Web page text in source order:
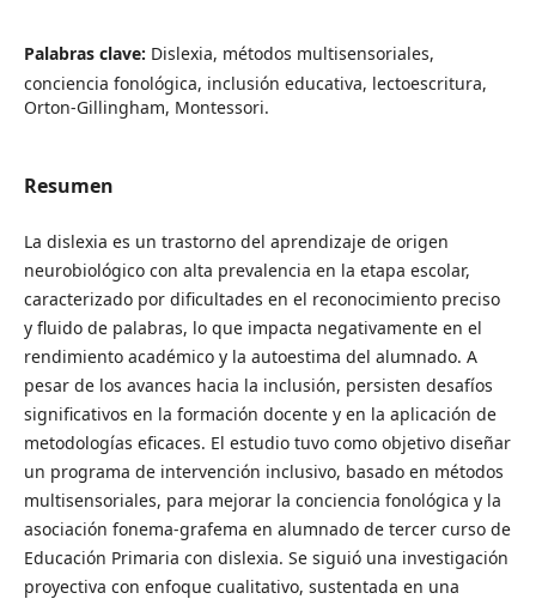
Palabras clave: Dislexia, métodos multisensoriales,
conciencia fonológica, inclusión educativa, lectoescritura,
Orton-Gillingham, Montessori.
Resumen
La dislexia es un trastorno del aprendizaje de origen
neurobiológico con alta prevalencia en la etapa escolar,
caracterizado por dificultades en el reconocimiento preciso
y fluido de palabras, lo que impacta negativamente en el
rendimiento académico y la autoestima del alumnado. A
pesar de los avances hacia la inclusión, persisten desafíos
significativos en la formación docente y en la aplicación de
metodologías eficaces. El estudio tuvo como objetivo diseñar
un programa de intervención inclusivo, basado en métodos
multisensoriales, para mejorar la conciencia fonológica y la
asociación fonema-grafema en alumnado de tercer curso de
Educación Primaria con dislexia. Se siguió una investigación
proyectiva con enfoque cualitativo, sustentada en una